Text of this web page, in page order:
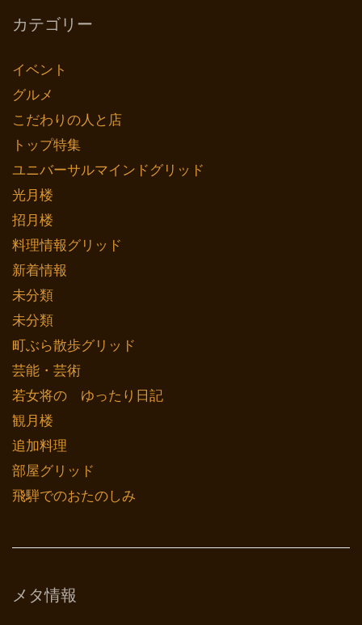
カテゴリー
イベント
グルメ
こだわりの人と店
トップ特集
ユニバーサルマインドグリッド
光月楼
招月楼
料理情報グリッド
新着情報
未分類
未分類
町ぶら散歩グリッド
芸能・芸術
若女将の ゆったり日記
観月楼
追加料理
部屋グリッド
飛騨でのおたのしみ
メタ情報